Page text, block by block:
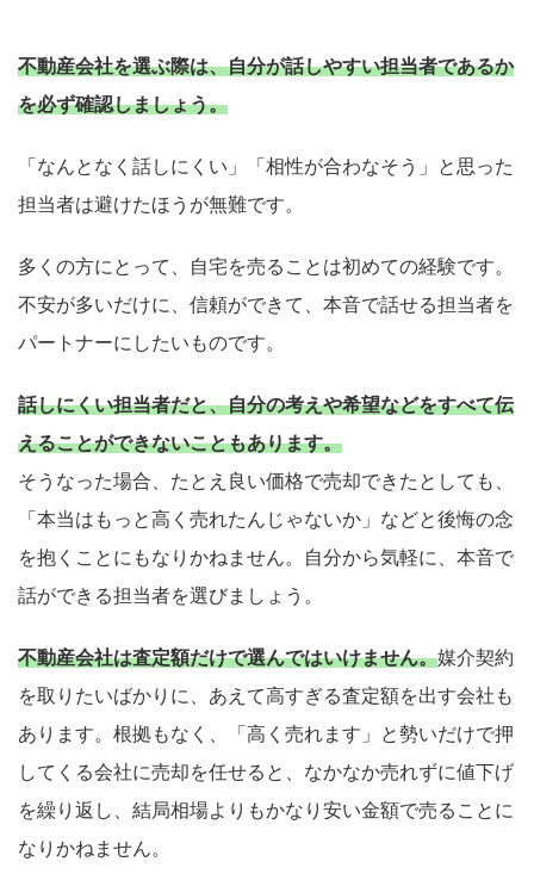
不動産会社を選ぶ際は、自分が話しやすい担当者であるか
を必ず確認しましょう。
「なんとなく話しにくい」「相性が合わなそう」と思った
担当者は避けたほうが無難です。
多くの方にとって、自宅を売ることは初めての経験です。
不安が多いだけに、信頼ができて、本音で話せる担当者を
パートナーにしたいものです。
話しにくい担当者だと、自分の考えや希望などをすべて伝
えることができないこともあります。
そうなった場合、たとえ良い価格で売却できたとしても、
「本当はもっと高く売れたんじゃないか」などと後悔の念
を抱くことにもなりかねません。自分から気軽に、本音で
話ができる担当者を選びましょう。
不動産会社は査定額だけで選んではいけません。媒介契約
を取りたいばかりに、あえて高すぎる査定額を出す会社も
あります。根拠もなく、「高く売れます」と勢いだけで押
してくる会社に売却を任せると、なかなか売れずに値下げ
を繰り返し、結局相場よりもかなり安い金額で売ることに
なりかねません。